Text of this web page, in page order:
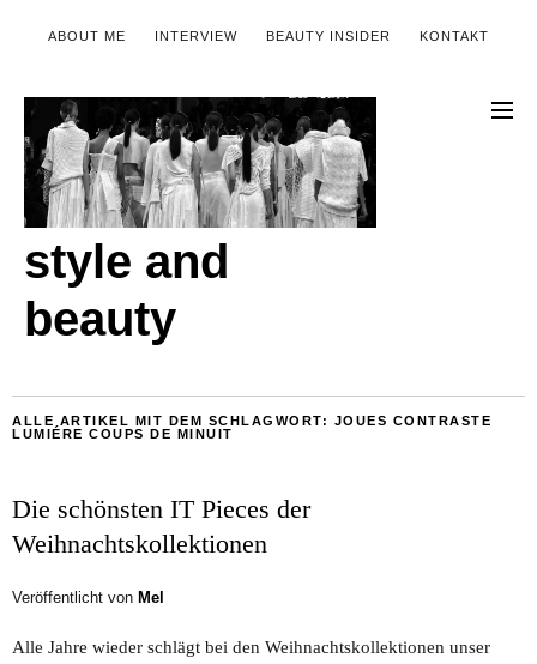
ABOUT ME INTERVIEW BEAUTY INSIDER KONTAKT
style and
beauty
ALLE ARTIKEL MIT DEM SCHLAGWORT: JOUES CONTRASTE
LUMIÉRE COUPS DE MINUIT
Die schönsten IT Pieces der
Weihnachtskollektionen
Veröffentlicht von Mel
Alle Jahre wieder schlägt bei den Weihnachtskollektionen unser